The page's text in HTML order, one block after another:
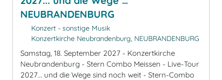
NEUBRANDENBURG
Konzert - sonstige Musik
Konzertkirche Neubrandenburg, NEUBRANDENBURG
Samstag, 18. September 2027 - Konzertkirche
Neubrandenburg - Stern Combo Meissen - Live-Tour
2027... und die Wege sind noch weit - Stern-Combo